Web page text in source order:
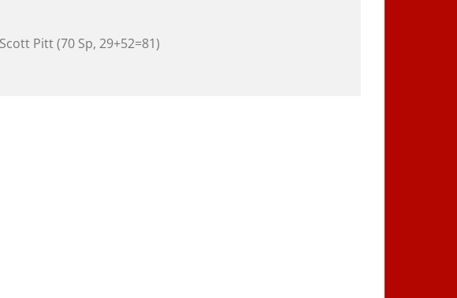
Pitt (70 Sp, 29+52=81)